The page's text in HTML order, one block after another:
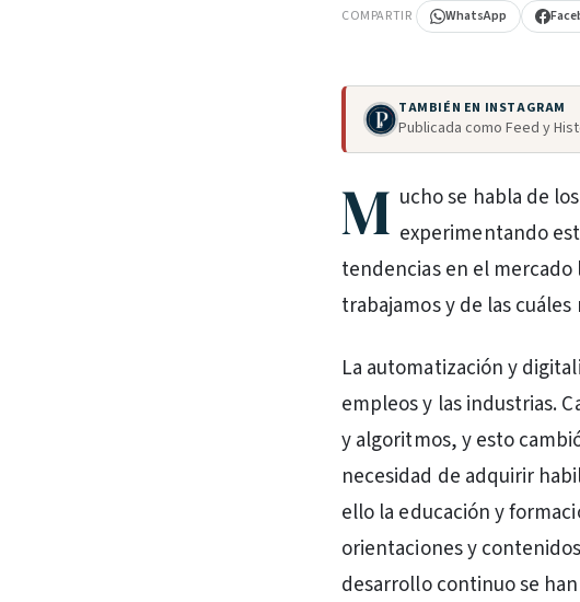
COMPARTIR WhatsApp
TAMBIÉN EN INSTAGRAM
Publicada como Feed y
M ucho se habla de
experimentando
tendencias en el
trabajamos y de las
La automatización y
empleos y las industrias.
y algoritmos, y esto
necesidad de adquirir
ello la educación y
orientaciones y
desarrollo continuo se